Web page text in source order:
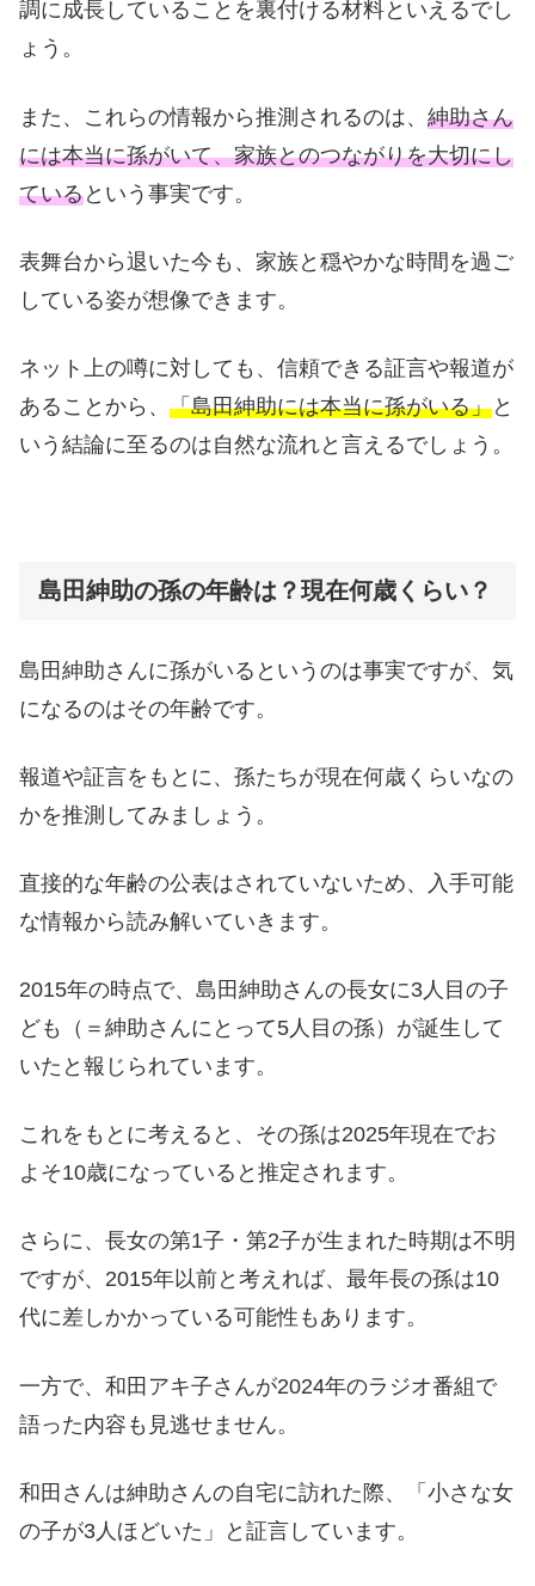
調に成長していることを裏付ける材料といえるでし
ょう。
また、これらの情報から推測されるのは、 紳助さん
には本当に孫がいて、家族とのつながりを大切にし
ているという事実です。
表舞台から退いた今も、家族と穏やかな時間を過ご
している姿が想像できます。
ネット上の噂に対しても、信頼できる証言や報道が
あることから、 「島田紳助には本当に孫がいる」と
いう結論に至るのは自然な流れと言えるでしょう。
島田紳助の孫の年齢は？現在何歳くらい？
島田紳助さんに孫がいるというのは事実ですが、気
になるのはその年齢です。
報道や証言をもとに、孫たちが現在何歳くらいなの
かを推測してみましょう。
直接的な年齢の公表はされていないため、入手可能
な情報から読み解いていきます。
2015年の時点で、島田紳助さんの長女に3人目の子
ども（＝紳助さんにとって5人目の孫）が誕生して
いたと報じられています。
これをもとに考えると、その孫は2025年現在でお
よそ10歳になっていると推定されます。
さらに、長女の第1子・第2子が生まれた時期は不明
ですが、2015年以前と考えれば、最年長の孫は10
代に差しかかっている可能性もあります。
一方で、和田アキ子さんが2024年のラジオ番組で
語った内容も見逃せません。
和田さんは紳助さんの自宅に訪れた際、「小さな女
の子が3人ほどいた」と証言しています。